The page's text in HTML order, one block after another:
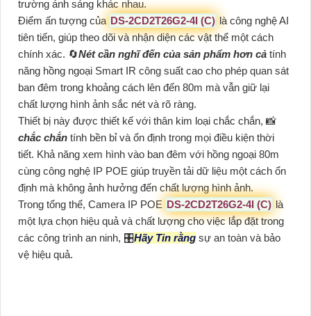
trường ánh sáng khác nhau.
Điểm ấn tượng của DS-2CD2T26G2-4I (C) là công nghệ AI
tiên tiến, giúp theo dõi và nhận diện các vật thể một cách
chính xác. 🔄Nét cần nghĩ đến của sản phẩm hơn cả tính
năng hồng ngoại Smart IR công suất cao cho phép quan sát
ban đêm trong khoảng cách lên đến 80m mà vẫn giữ lại
chất lượng hình ảnh sắc nét và rõ ràng.
Thiết bị này được thiết kế với thân kim loại chắc chắn, 📸
chắc chắn tính bền bỉ và ổn định trong mọi điều kiện thời
tiết. Khả năng xem hình vào ban đêm với hồng ngoại 80m
cùng công nghệ IP POE giúp truyền tải dữ liệu một cách ổn
định mà không ảnh hưởng đến chất lượng hình ảnh.
Trong tổng thể, Camera IP POE DS-2CD2T26G2-4I (C) là
một lựa chọn hiệu quả và chất lượng cho việc lắp đặt trong
các công trình an ninh, 🎛Hãy Tin rằng sự an toàn và bảo
vệ hiệu quả.